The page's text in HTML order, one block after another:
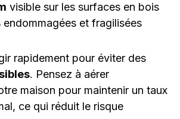
visible sur les surfaces en bois
endommagées et fragilisées
rapidement pour éviter des
. Pensez à aérer
maison pour maintenir un taux
ce qui réduit le risque